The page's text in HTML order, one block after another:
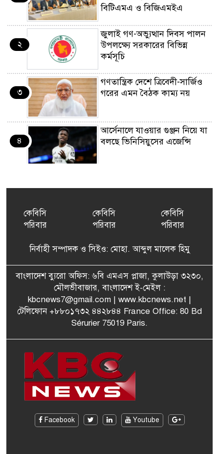
বিটিএমএ ও বিজিএমইএ
২
জুলাই গণ-অভ্যুত্থান দিবস পালন
উপলক্ষ্যে সরকারের বিভিন্ন
কর্মসূচি
৩
গণতান্ত্রিক দেশে ত্রিবেদী-সার্জিও
গরের এমন বৈঠক কাম্য নয়
৪
আর্সেনালে যাওয়ার গুঞ্জন নিয়ে যা
বলছে ভিনিসিয়ুসের এজেন্সি
৫
যুক্তরাষ্ট্র-জাপানের বিরল পদক্ষেপ
বেনজীরের অন্য দেশের পাসপোর্ট
পরিকল্পনা মন্ত্রণালয়ের স্থায়ী
কমিটি সদস্য হলেন এমপি শকু
মৌলভীবাজারের রাজনগরে
মরিশাসে খুলছে বাংলাদেশের
শ্রমবাজার! দ্রুত সমঝোতা স্বাক্ষর
জাতীয় নির্বাচনে দলীয় নির্দেশনা
কেবিসি
পরিবার
কেবিসি
পরিবার
কেবিসি
পরিবার
নির্বাহী সম্পাদক ও সিইও: মোহা. আব্দুল মালেক হিমু
বাংলাদেশ ব্যুরো অফিস: ৬বি এমএস প্লাজা, কুলাউড়া ৩২৩০,
মৌলভীবাজার, বাংলাদেশ ই-মেইল :
kbcnews7@gmail.com | www.kbcnews.net |
টেলিফোন +৮৮০১৭৩২ ৪৪২৮৪৪ France Office: 80 Bd
Sérurier 75019 Paris.
Facebook Youtube